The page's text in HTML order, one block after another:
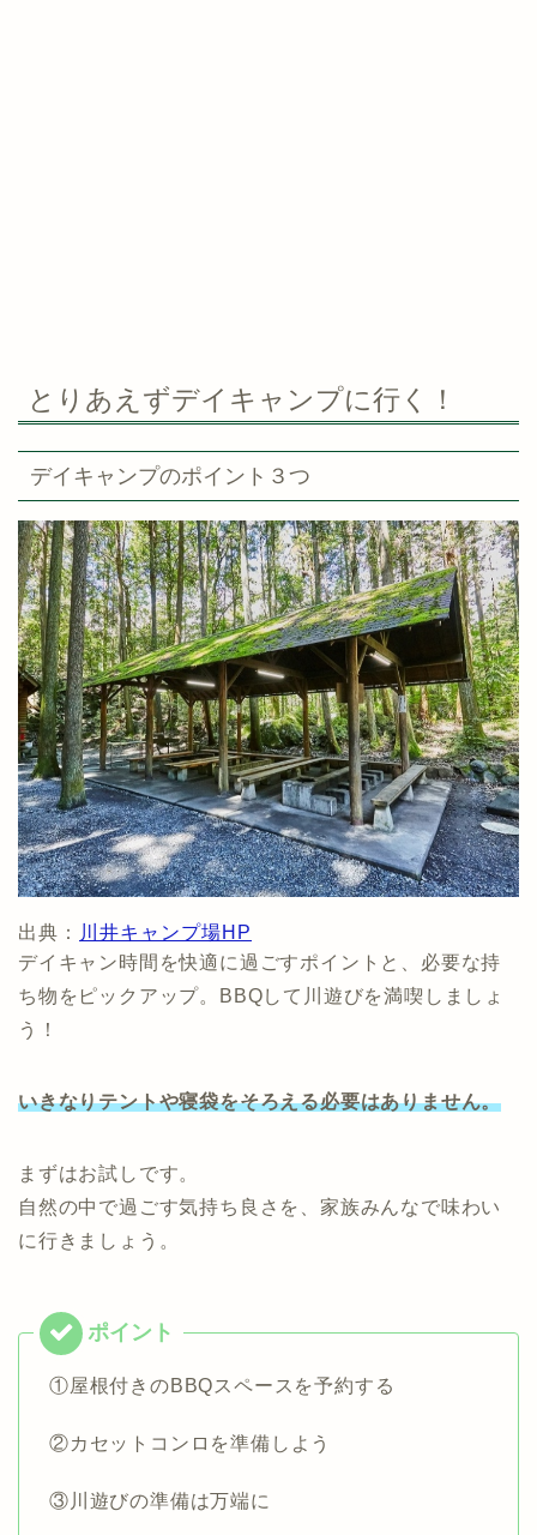
とりあえずデイキャンプに行く！
デイキャンプのポイント３つ
出典：
川井キャンプ場HP
デイキャン時間を快適に過ごすポイントと、必要な持
ち物をピックアップ。BBQして川遊びを満喫しましょ
う！
いきなりテントや寝袋をそろえる必要はありません。
まずはお試しです。
自然の中で過ごす気持ち良さを、家族みんなで味わい
に行きましょう。
①屋根付きのBBQスペースを予約する
②カセットコンロを準備しよう
③川遊びの準備は万端に